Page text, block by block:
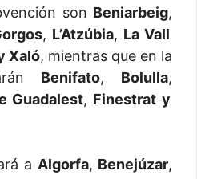
son Beniarbeig,
, L’Atzúbia, La Vall
Xaló, mientras que en la
Benifato, Bolulla,
Guadalest, Finestrat y
a Algorfa, Benejúzar,